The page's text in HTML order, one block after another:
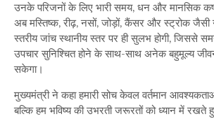
उनके परिजनों के लिए भारी समय, धन और मानसिक
अब मस्तिष्क, रीढ़, नसों, जोड़ों, कैंसर और स्ट्रोक जैसी
स्तरीय जांच स्थानीय स्तर पर ही सुलभ होगी, जिससे
उपचार सुनिश्चित होने के साथ-साथ अनेक बहुमूल्य
सकेगा।
मुख्यमंत्री ने कहा हमारी सोच केवल वर्तमान
बल्कि हम भविष्य की उभरती जरूरतों को ध्यान में